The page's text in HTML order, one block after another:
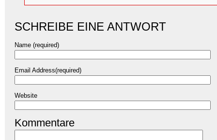
SCHREIBE EINE ANTWORT
Name (required)
Email Address(required)
Website
Kommentare